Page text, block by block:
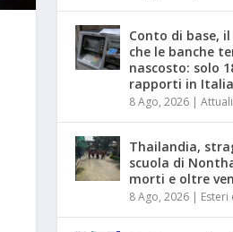
Conto di base,
che le banche
nascosto: solo
rapporti in Italia
8 Ago, 2026 |
Thailandia,
scuola di
morti e oltre
8 Ago, 2026 |